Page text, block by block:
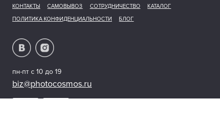
КОНТАКТЫ
САМОВЫВОЗ СОТРУДНИЧЕСТВО
КАТАЛОГ
ПОЛИТИКА КОНФИДЕНЦИАЛЬНОСТИ
БЛОГ
пн-пт с 10 до 19
biz@photocosmos.ru